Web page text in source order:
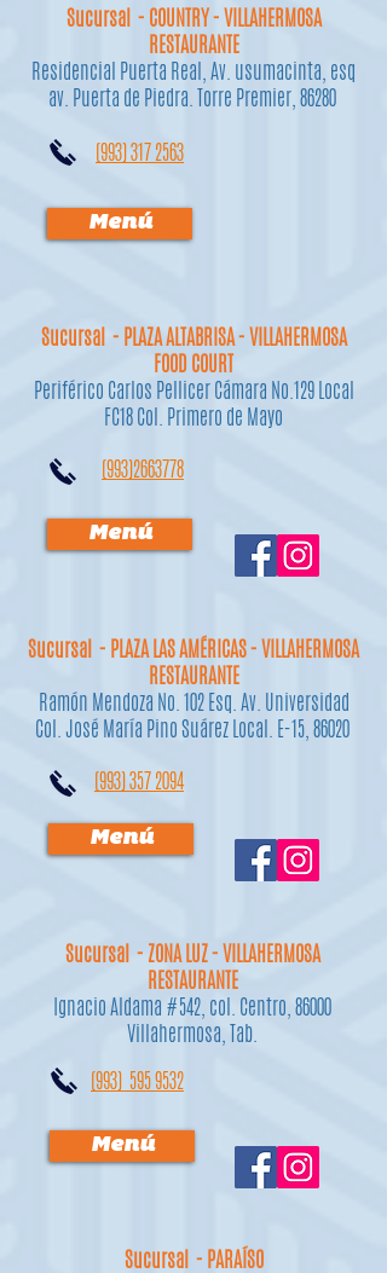
Sucursal - COUNTRY - VILLAHERMOSA
RESTAURANTE
Residencial Puerta Real, Av. usumacinta, esq
av. Puerta de Piedra. Torre Premier, 86280
(993) 317 2563
Menú
Sucursal - PLAZA ALTABRISA - VILLAHERMOSA
FOOD COURT
Periférico Carlos Pellicer Cámara No.129 Local
FC18 Col. Primero de Mayo
(993)2663778
Menú
Sucursal - PLAZA LAS AMÉRICAS - VILLAHERMOSA
RESTAURANTE
Ramón Mendoza No. 102 Esq. Av. Universidad
Col. José María Pino Suárez Local. E-15, 86020
(993) 357 2094
Menú
Sucursal - ZONA LUZ - VILLAHERMOSA
RESTAURANTE
Ignacio Aldama #542, col. Centro, 86000
Villahermosa, Tab.
(993) 595 9532
Menú
Sucursal - PARAÍSO